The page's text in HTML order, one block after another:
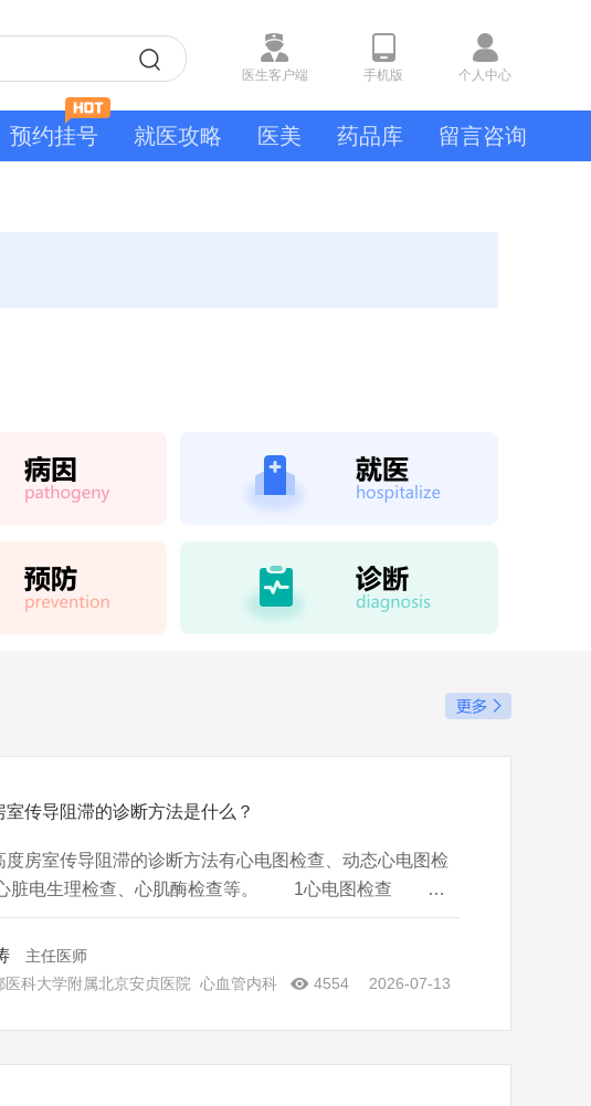
医生客户端 手机版 个人中心
预约挂号 就医攻略 医美 药品库 留言咨询
室传导阻滞的诊断方法是什么？
室传导阻滞的诊断方法有心电图检查、动态心电图检
脏电生理检查、心肌酶检查等。 1心电图检查 患
心电图检查时，可发现其存在P波和QRS波群传导比例＞
情况，有助于确诊心律失常。 2动态心电图检查 患
动态心电图检查时，能够
主任医师
4554
2026-07-13
医科大学附属北京安贞医院 心血管内科